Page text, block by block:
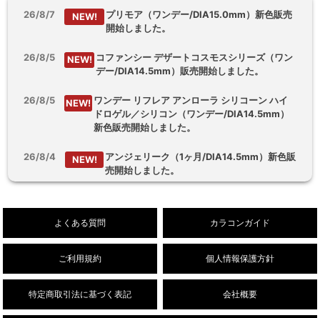
26/8/7 NEW!
プリモア（ワンデー/DIA15.0mm）新色販売
開始しました。
26/8/5 NEW! コファンシー デザートコスモスシリーズ（ワン
デー/DIA14.5mm）販売開始しました。
26/8/5 NEW! ワンデー リフレア アンローラ シリコーン ハイ
ドロゲル／シリコン（ワンデー/DIA14.5mm）
新色販売開始しました。
26/8/4 NEW!
アンジェリーク（1ヶ月/DIA14.5mm）新色販
売開始しました。
よくある質問 カラコンガイド
ご利用規約 個人情報保護方針
特定商取引法に基づく表記 会社概要